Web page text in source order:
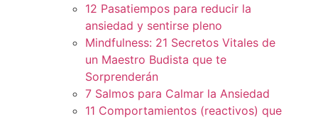
12 Pasatiempos para reducir la
ansiedad y sentirse pleno
Mindfulness: 21 Secretos Vitales de
un Maestro Budista que te
Sorprenderán
7 Salmos para Calmar la Ansiedad
11 Comportamientos (reactivos) que